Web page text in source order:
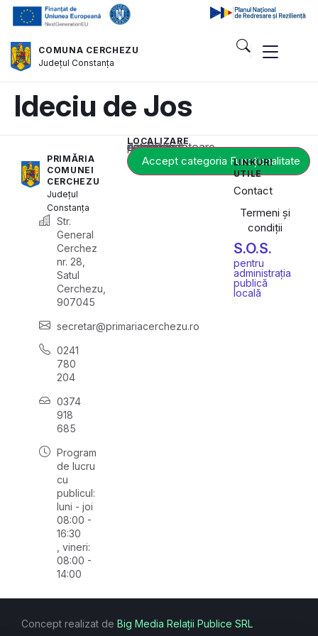
COMUNA CERCHEZU
JudețulConstanța
Ideciu de Jos
PRIMĂRIA
COMUNEI
CERCHEZU
Județul
Constanța
Str.
General
Cerchez
nr. 28,
Satul
Cerchezu,
907045
secretar@primariacerchezu.ro
0241
780
204
0374
918
685
Program
de lucru
cu
publicul:
luni - joi
08:00 -
16:30
, vineri:
08:00 -
14:00
LOCALIZARE
Acest conținut este blocat până când acceptați categoria corespunzătoare de cookie-uri.
Accept categoria Funcționalitate
LINKURI
UTILE
Contact
Termeni și
condiții
S.O.S.
pentru
administrația
publică
locală
Concept realizat de Big Media Relații Publice SRL